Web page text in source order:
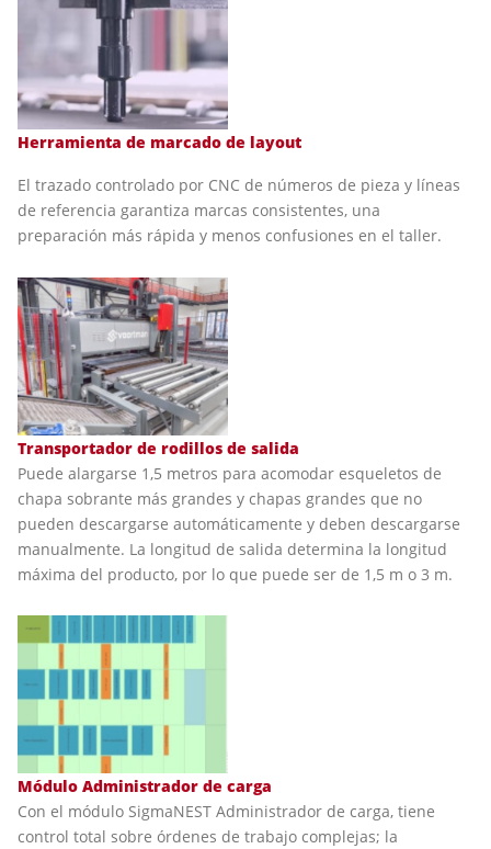
Herramienta de marcado de layout
El trazado controlado por CNC de números de pieza y líneas
de referencia garantiza marcas consistentes, una
preparación más rápida y menos confusiones en el taller.
Transportador de rodillos de salida
Puede alargarse 1,5 metros para acomodar esqueletos de
chapa sobrante más grandes y chapas grandes que no
pueden descargarse automáticamente y deben descargarse
manualmente. La longitud de salida determina la longitud
máxima del producto, por lo que puede ser de 1,5 m o 3 m.
Módulo Administrador de carga
Con el módulo SigmaNEST Administrador de carga, tiene
control total sobre órdenes de trabajo complejas; la